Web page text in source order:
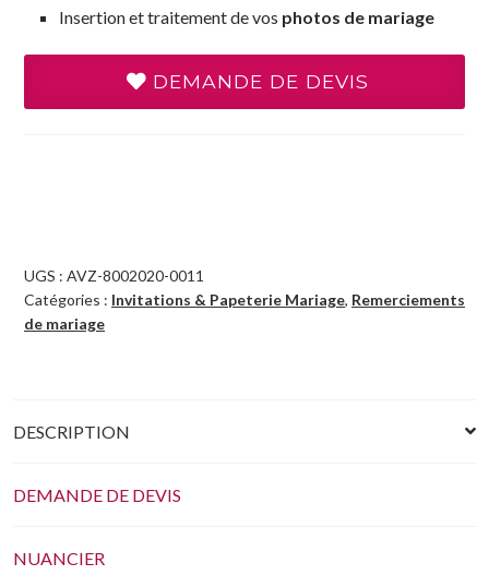
Insertion et traitement de vos photos de mariage
DEMANDE DE DEVIS
UGS : AVZ-8002020-0011
Catégories : Invitations & Papeterie Mariage, Remerciements
de mariage
DESCRIPTION
DEMANDE DE DEVIS
NUANCIER